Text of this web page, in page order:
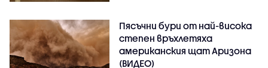
Пясъчни бури от най-висока
степен връхлетяха
американския щат Аризона
(ВИДЕО)